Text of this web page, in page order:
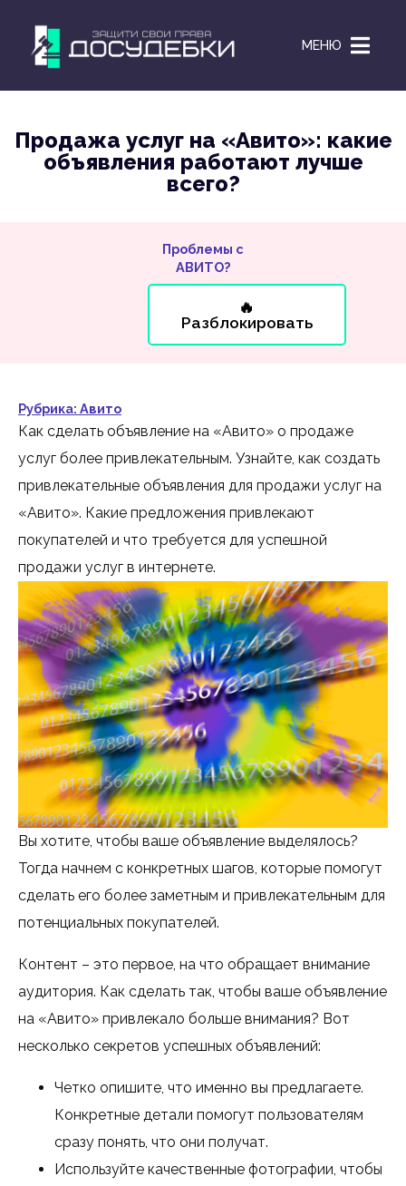
МЕНЮ
Продажа услуг на «Авито»: какие
объявления работают лучше
всего?
Проблемы с
АВИТО?
🔥
Разблокировать
Рубрика: Авито
Как сделать объявление на «Авито» о продаже
услуг более привлекательным. Узнайте, как создать
привлекательные объявления для продажи услуг на
«Авито». Какие предложения привлекают
покупателей и что требуется для успешной
продажи услуг в интернете.
Вы хотите, чтобы ваше объявление выделялось?
Тогда начнем с конкретных шагов, которые помогут
сделать его более заметным и привлекательным для
потенциальных покупателей.
Контент – это первое, на что обращает внимание
аудитория. Как сделать так, чтобы ваше объявление
на «Авито» привлекало больше внимания? Вот
несколько секретов успешных объявлений:
Четко опишите, что именно вы предлагаете.
Конкретные детали помогут пользователям
сразу понять, что они получат.
Используйте качественные фотографии, чтобы